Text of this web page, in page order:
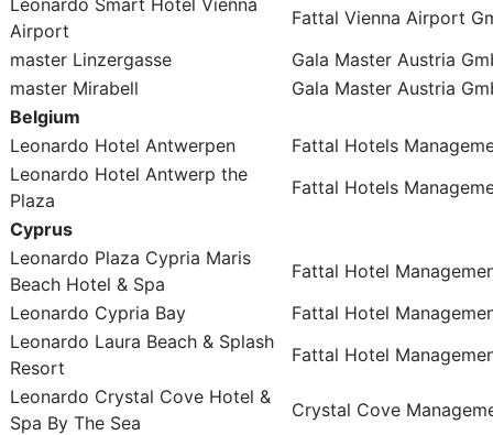
Airport
Fattal Vienna Airport
master Linzergasse
Gala Master Austria
master Mirabell
Gala Master Austria
Belgium
Leonardo Hotel Antwerpen
Fattal Hotels
Leonardo Hotel Antwerp the
Plaza
Fattal Hotels
Cyprus
Leonardo Plaza Cypria Maris
Beach Hotel & Spa
Fattal Hotel
Leonardo Cypria Bay
Fattal Hotel
Leonardo Laura Beach & Splash
Resort
Fattal Hotel
Leonardo Crystal Cove Hotel &
Spa By The Sea
Crystal Cove